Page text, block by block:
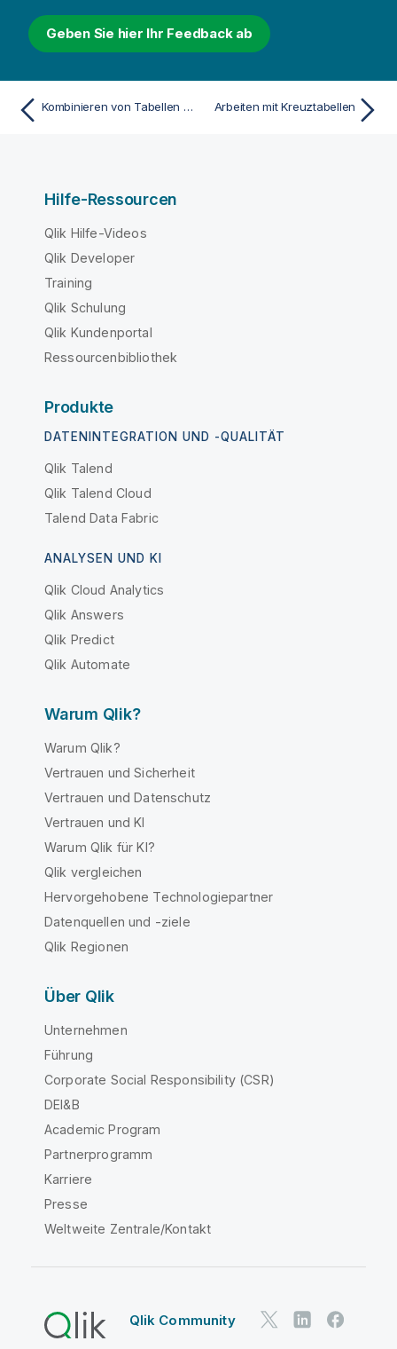
Geben Sie hier Ihr Feedback ab
Kombinieren von Tabellen mit Join und Keep Arbeiten mit Kreuztabellen
Hilfe-Ressourcen
Qlik Hilfe-Videos
Qlik Developer
Training
Qlik Schulung
Qlik Kundenportal
Ressourcenbibliothek
Produkte
DATENINTEGRATION UND -QUALITÄT
Qlik Talend
Qlik Talend Cloud
Talend Data Fabric
ANALYSEN UND KI
Qlik Cloud Analytics
Qlik Answers
Qlik Predict
Qlik Automate
Warum Qlik?
Warum Qlik?
Vertrauen und Sicherheit
Vertrauen und Datenschutz
Vertrauen und KI
Warum Qlik für KI?
Qlik vergleichen
Hervorgehobene Technologiepartner
Datenquellen und -ziele
Qlik Regionen
Über Qlik
Unternehmen
Führung
Corporate Social Responsibility (CSR)
DEI&B
Academic Program
Partnerprogramm
Karriere
Presse
Weltweite Zentrale/Kontakt
Qlik Community